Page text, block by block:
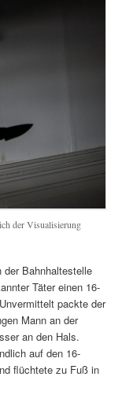
der Visualisierung
der Bahnhaltestelle
Täter einen 16-
packte der
Mann an der
an den Hals.
auf den 16-
flüchtete zu Fuß in